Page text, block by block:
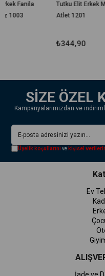
Tutku Elit Erkek Modal
Atlet 1201
SİZE ÖZEL
Kampanyalarımızdan ve
Üyelik koşullarını ve kişisel
Ev